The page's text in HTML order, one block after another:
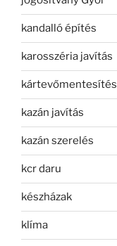
kandalló építés
karosszéria javítás
kártevőmentesítés
kazán javítás
kazán szerelés
kcr daru
készházak
klíma